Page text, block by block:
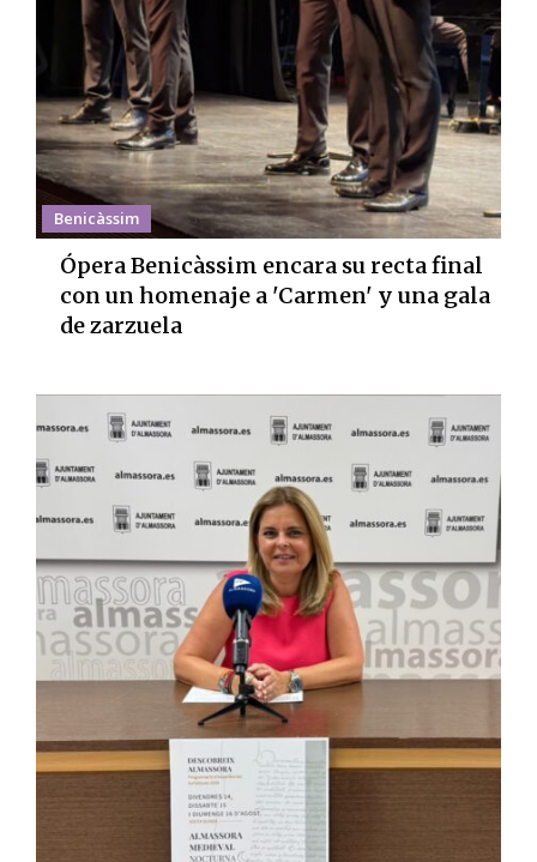
Benicàssim
Ópera Benicàssim encara su recta final
con un homenaje a 'Carmen' y una gala
de zarzuela